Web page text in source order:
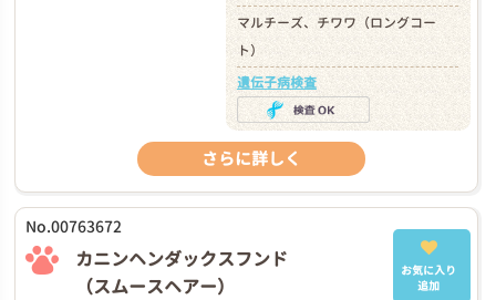
マルチーズ、チワワ（ロングコー
ト）
遺伝子病検査
さらに詳しく
No.00763672
カニンヘンダックスフンド
（スムースヘアー）
お気に入り
追加